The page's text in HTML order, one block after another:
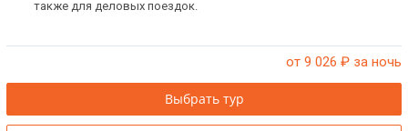
также для деловых поездок.
от 9 026 ₽ за ночь
Выбрать тур